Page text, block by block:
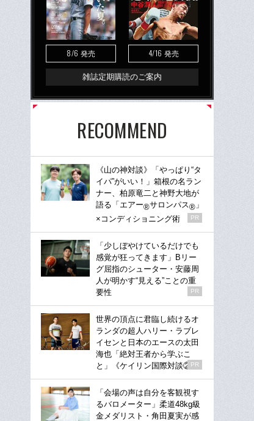
8/6 発売 4/16 発売
雑誌定期購読のご案内
RECOMMEND
《山の神対談》「やっぱり“タ
イパ”がいい！」箱根の名ラン
ナー、柏原竜二と神野大地が
語る「エアー®サロンパス® 」
×コンディショニング術
PR
「少しぼやけているだけでも
感覚が狂ってきます」Bリー
グ屈指のシューター・安藤周
人が明かす“見える”ことの重
要性
PR
世界の頂点に君臨し続けるオ
ランダの超人ハリー・ラブレ
イセンと日本のエースの太田
海也「絶対王者から学ぶこ
と」《ケイリン国際対談②》
PR
「会場の声は自分を客観視す
るバロメーター」柔道48kg級
金メダリスト・角田夏実が感